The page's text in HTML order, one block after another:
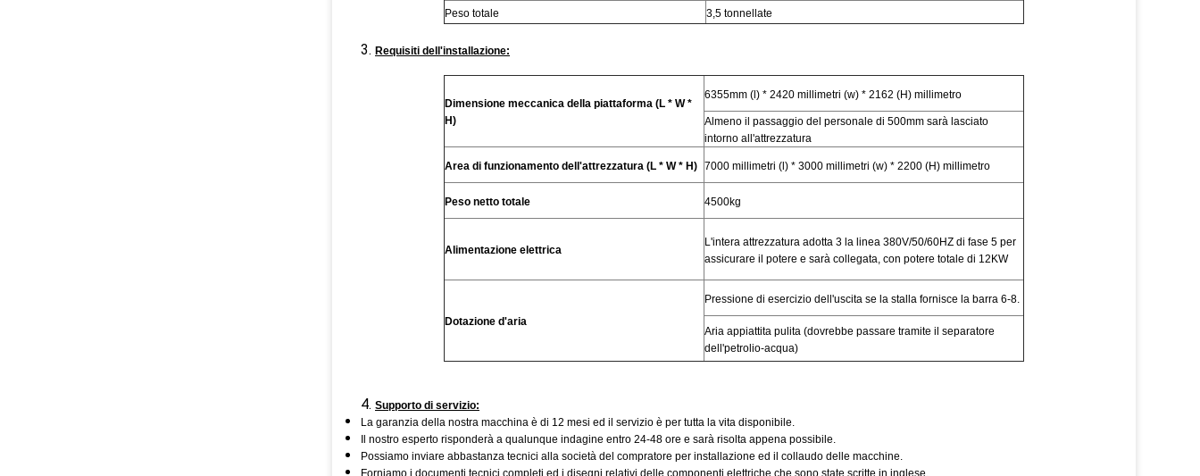
Peso totale 3,5 tonnellate
3. Requisiti dell'installazione:
Dimensione meccanica della piattaforma (L * W *
H)
6355mm (l) * 2420 millimetri (w) * 2162 (H) millimetro
Almeno il passaggio del personale di 500mm sarà lasciato
intorno all'attrezzatura
Area di funzionamento dell'attrezzatura (L * W * H) 7000 millimetri (l) * 3000 millimetri (w) * 2200 (H) millimetro
Peso netto totale 4500kg
Alimentazione elettrica
L'intera attrezzatura adotta 3 la linea 380V/50/60HZ di fase 5 per
assicurare il potere e sarà collegata, con potere totale di 12KW
Dotazione d'aria
Pressione di esercizio dell'uscita se la stalla fornisce la barra 6-8.
Aria appiattita pulita (dovrebbe passare tramite il separatore
dell'petrolio-acqua)
4. Supporto di servizio:
La garanzia della nostra macchina è di 12 mesi ed il servizio è per tutta la vita disponibile.
Il nostro esperto risponderà a qualunque indagine entro 24-48 ore e sarà risolta appena possibile.
Possiamo inviare abbastanza tecnici alla società del compratore per installazione ed il collaudo delle macchine.
Forniamo i documenti tecnici completi ed i disegni relativi delle componenti elettriche che sono state scritte in inglese.